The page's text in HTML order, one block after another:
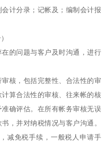
计分录；记帐及；编制会计报
的问题与客户及时沟通，进行
核，包括完整性、合法性的审
算合法性的审核、往来帐的核
确评估。在所有帐务审核无误
，并对纳税情况与客户沟通。
减免税手续，一般税人申请手